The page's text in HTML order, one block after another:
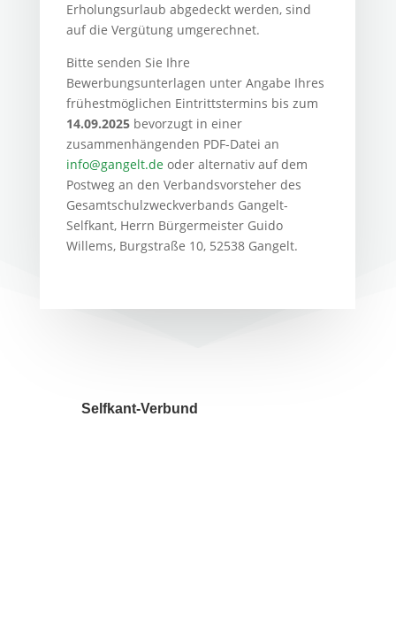
Erholungsurlaub abgedeckt werden, sind
auf die Vergütung umgerechnet.
Bitte senden Sie Ihre
Bewerbungsunterlagen unter Angabe Ihres
frühestmöglichen Eintrittstermins bis zum
14.09.2025 bevorzugt in einer
zusammenhängenden PDF-Datei an
info@gangelt.deoder alternativ auf dem
Postweg an den Verbandsvorsteher des
Gesamtschulzweckverbands Gangelt-
Selfkant, Herrn Bürgermeister Guido
Willems, Burgstraße 10, 52538 Gangelt.
Selfkant-Verbund